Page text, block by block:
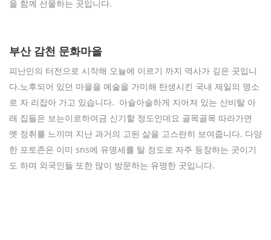
을 함께 선물하는 곳입니다.
부산 감천 문화마을
피난민의 터전으로 시작해 오늘에 이르기 까지 역사가 깊은 곳입니
다.노후되어 있던 마을을 예술을 가미해 탄생시킨 국내 제일의 명소
로 자 리잡아 가고 있습니다. 아슬아슬하게 지어져 있는 산비탈 아
래 집들은 보는이로하여금 신기할 정도인데요 골목골목 따라가면
옛 정취를 느끼며 지난 과거의 고된 삶을 고스란히 보여줍니다. 다양
한 포토존은 이미 sns에 유명세를 탈 정도로 자주 등장하는 곳이기
도 하며 외국인들 또한 많이 방문하는 유명한 곳입니다.